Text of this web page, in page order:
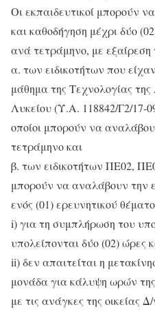
Οι εκπαιδευτικοί μπορούν
και καθοδήγηση μέχρι δύο
ανά τετράμηνο, με εξαίρεση
α. των ειδικοτήτων που
μάθημα της Τεχνολογίας της
Λυκείου (Υ.Α. 118842/Γ2/17-
οποίοι μπορούν να
τετράμηνο και
β. των ειδικοτήτων ΠΕ02,
μπορούν να αναλάβουν την
ενός (01) ερευνητικού
i) για τη συμπλήρωση του
υπολείπονται δύο (02) ώρες
ii) δεν απαιτείται η
μονάδα για κάλυψη ωρών
με τις ανάγκες της οικείας